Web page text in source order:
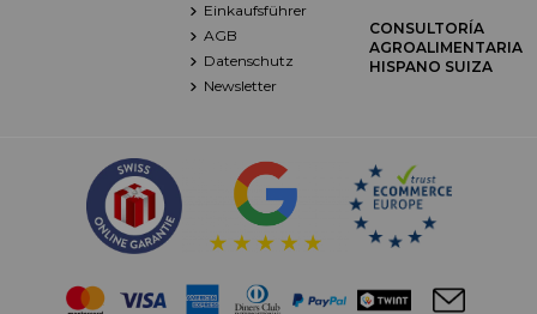
Einkaufsführer
AGB
Datenschutz
Newsletter
CONSULTORÍA
AGROALIMENTARIA
HISPANO SUIZA